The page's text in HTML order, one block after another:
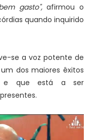
gasto",afirmou o
quando inquirido
se a voz potente de
dos maiores êxitos
e que está a ser